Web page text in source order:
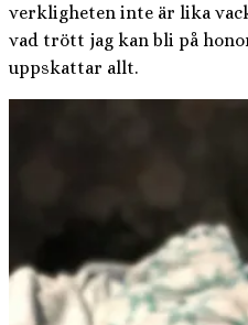
verkligheten inte är lika
vad trött jag kan bli på
uppskattar allt.